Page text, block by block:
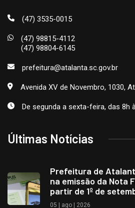
(47) 3535-0015
(47) 98815-4112
(47) 98804-6145
prefeitura@atalanta.sc.gov.br
Avenida XV de Novembro, 1030,
De segunda a sexta-feira, das 8h
Últimas Notícias
Prefeitura de
na emissão da Nota
partir de 1º de
05 | ago | 2026